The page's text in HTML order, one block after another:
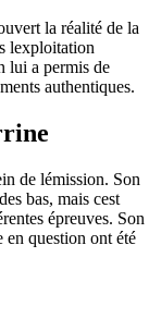
la réalité de la
lexploitation
lui a permis de
authentiques.
de lémission. Son
bas, mais cest
épreuves. Son
en question ont été